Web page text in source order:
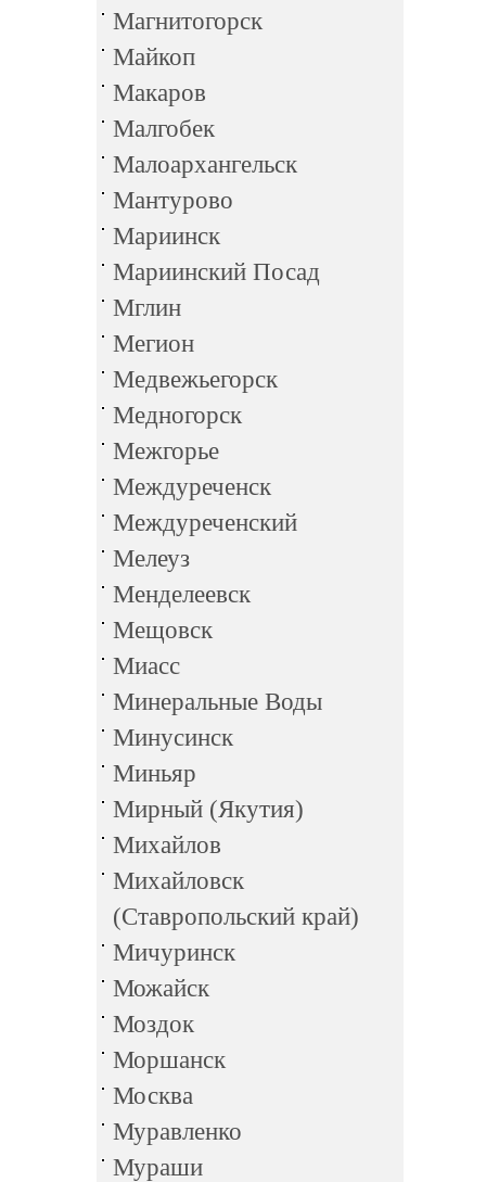
Магнитогорск
Майкоп
Макаров
Малгобек
Малоархангельск
Мантурово
Мариинск
Мариинский Посад
Мглин
Мегион
Медвежьегорск
Медногорск
Межгорье
Междуреченск
Междуреченский
Мелеуз
Менделеевск
Мещовск
Миасс
Минеральные Воды
Минусинск
Миньяр
Мирный (Якутия)
Михайлов
Михайловск
(Ставропольский край)
Мичуринск
Можайск
Моздок
Моршанск
Москва
Муравленко
Мураши